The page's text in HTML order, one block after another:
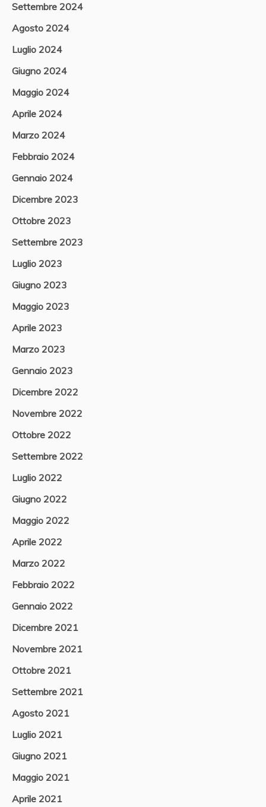
Settembre 2024
Agosto 2024
Luglio 2024
Giugno 2024
Maggio 2024
Aprile 2024
Marzo 2024
Febbraio 2024
Gennaio 2024
Dicembre 2023
Ottobre 2023
Settembre 2023
Luglio 2023
Giugno 2023
Maggio 2023
Aprile 2023
Marzo 2023
Gennaio 2023
Dicembre 2022
Novembre 2022
Ottobre 2022
Settembre 2022
Luglio 2022
Giugno 2022
Maggio 2022
Aprile 2022
Marzo 2022
Febbraio 2022
Gennaio 2022
Dicembre 2021
Novembre 2021
Ottobre 2021
Settembre 2021
Agosto 2021
Luglio 2021
Giugno 2021
Maggio 2021
Aprile 2021